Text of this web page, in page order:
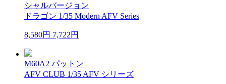
シャルバージョン
ドラゴン 1/35 Modern AFV Series
8,580円 7,722円
M60A2 パットン
AFV CLUB 1/35 AFV シリーズ